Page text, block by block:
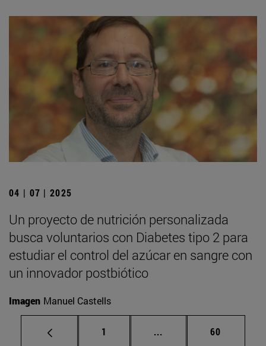
04 | 07 | 2025
Un proyecto de nutrición personalizada
busca voluntarios con Diabetes tipo 2 para
estudiar el control del azúcar en sangre con
un innovador postbiótico
Imagen Manuel Castells
Página
1 ... Páginas intermedias
Página
60